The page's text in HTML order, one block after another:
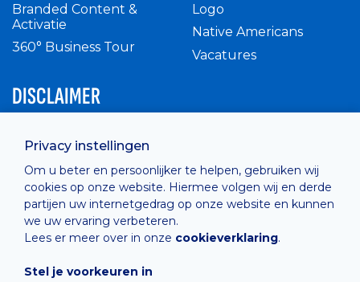
Privacy instellingen
Om u beter en persoonlijker te helpen, gebruiken wij
cookies op onze website. Hiermee volgen wij en derde
partijen uw internetgedrag op onze website en kunnen
we uw ervaring verbeteren.
Lees er meer over in onze cookieverklaring.
Stel je voorkeuren in
Branded Content &
Activatie
360° Business Tour
Logo
Native Americans
Vacatures
DISCLAIMER
Privacy Policy
Cashless
verkoopsvoorwaarden
Cookie Policy